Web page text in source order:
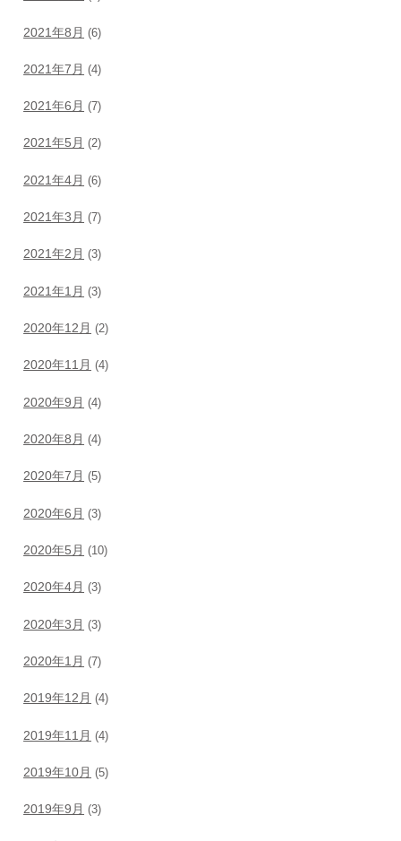
2021年8月 (6)
2021年7月 (4)
2021年6月 (7)
2021年5月 (2)
2021年4月 (6)
2021年3月 (7)
2021年2月 (3)
2021年1月 (3)
2020年12月 (2)
2020年11月 (4)
2020年9月 (4)
2020年8月 (4)
2020年7月 (5)
2020年6月 (3)
2020年5月 (10)
2020年4月 (3)
2020年3月 (3)
2020年1月 (7)
2019年12月 (4)
2019年11月 (4)
2019年10月 (5)
2019年9月 (3)